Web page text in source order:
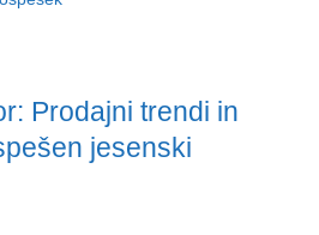
Prodajni trendi in
jesenski